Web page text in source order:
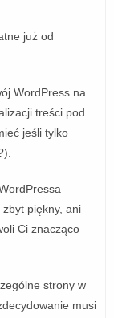
już od
WordPress na
treści pod
jeśli tylko
piękny, ani
Ci znacząco
strony w
musi